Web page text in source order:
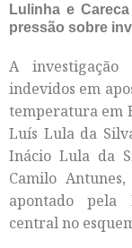
Lulinha e
pressão sobre
A investigação
indevidos em
temperatura em
Luís Lula da
Inácio Lula da
Camilo
apontado pela
central no